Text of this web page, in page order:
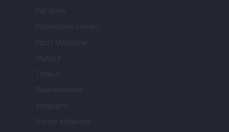
Professione Lavoro
Sport Magazine
Style24
Think.it
Tuobenessere
Viaggiamo
Nonne Magazine